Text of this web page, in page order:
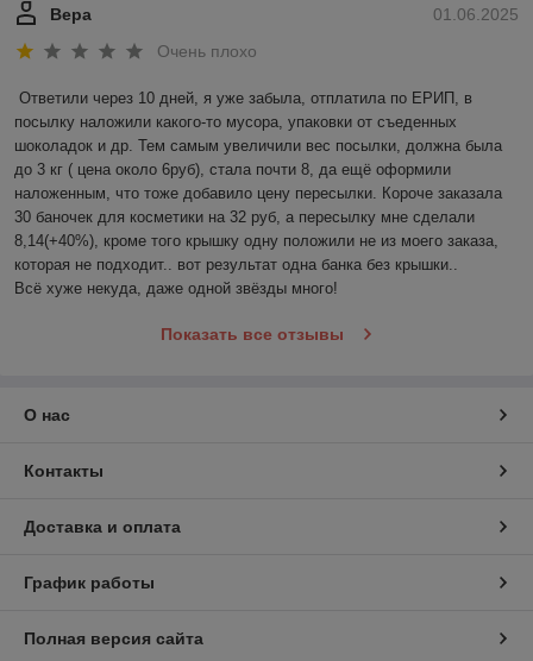
01.06.2025
Вера
Очень плохо
Ответили через 10 дней, я уже забыла, отплатила по ЕРИП, в
посылку наложили какого-то мусора, упаковки от съеденных
шоколадок и др. Тем самым увеличили вес посылки, должна была
до 3 кг ( цена около 6руб), стала почти 8, да ещё оформили
наложенным, что тоже добавило цену пересылки. Короче заказала
30 баночек для косметики на 32 руб, а пересылку мне сделали
8,14(+40%), кроме того крышку одну положили не из моего заказа,
которая не подходит.. вот результат одна банка без крышки..
Всё хуже некуда, даже одной звёзды много!
Показать все отзывы
О нас
Контакты
Доставка и оплата
График работы
Полная версия сайта